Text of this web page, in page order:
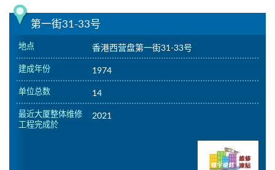
第一街31-33号
地点 香港西营盘第一街31-33号
建成年份 1974
单位总数 14
最近大厦整体维修
工程完成於
2021